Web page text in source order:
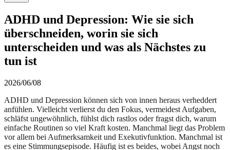
ADHD und Depression: Wie sie sich
überschneiden, worin sie sich
unterscheiden und was als Nächstes zu
tun ist
2026/06/08
ADHD und Depression können sich von innen heraus verheddert
anfühlen. Vielleicht verlierst du den Fokus, vermeidest Aufgaben,
schläfst ungewöhnlich, fühlst dich rastlos oder fragst dich, warum
einfache Routinen so viel Kraft kosten. Manchmal liegt das Problem
vor allem bei Aufmerksamkeit und Exekutivfunktion. Manchmal ist
es eine Stimmungsepisode. Häufig ist es beides, wobei Angst noch